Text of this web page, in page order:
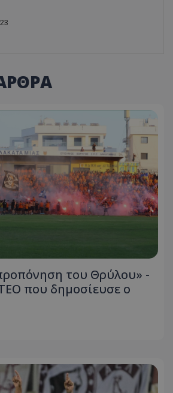
του Θρύλου» -
που δημοσίευσε ο